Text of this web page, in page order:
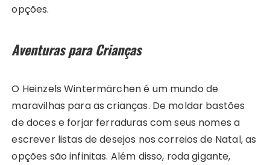
opções.
Aventuras para Crianças
O Heinzels Wintermärchen é um mundo de
maravilhas para as crianças. De moldar bastões
de doces e forjar ferraduras com seus nomes a
escrever listas de desejos nos correios de Natal, as
opções são infinitas. Além disso, roda gigante,